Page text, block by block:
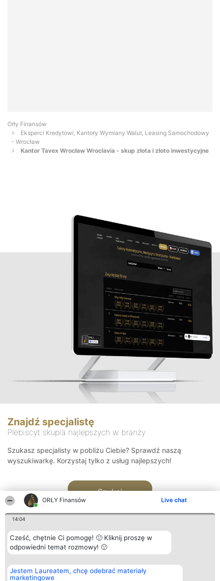
ORŁY Finansów Live chat
14:04
Cześć, chętnie Ci pomogę! 🙂 Kliknij proszę w
odpowiedni temat rozmowy! 🙂
Jestem Laureatem, chcę odebrać materiały
marketingowe
Orły Finansów
Eksperci Kredytowi, Kantory Wymiany Walut, Leasing Samochodowy
- Wrocław
Kantor Tavex Wrocław Wroclavia - skup złota i złoto inwestycyjne
Znajdź specjalistę
Plebiscyt skupia najlepszych w branży
Szukasz specjalisty w pobliżu Ciebie? Sprawdź naszą
wyszukiwarkę. Korzystaj tylko z usług najlepszych!
Szukaj
Organizator plebiscytu
Bright Side Solutions sp. z o.
o. sp. k.
Plebiscyt
Laureaci
Kontakt
Kontakt